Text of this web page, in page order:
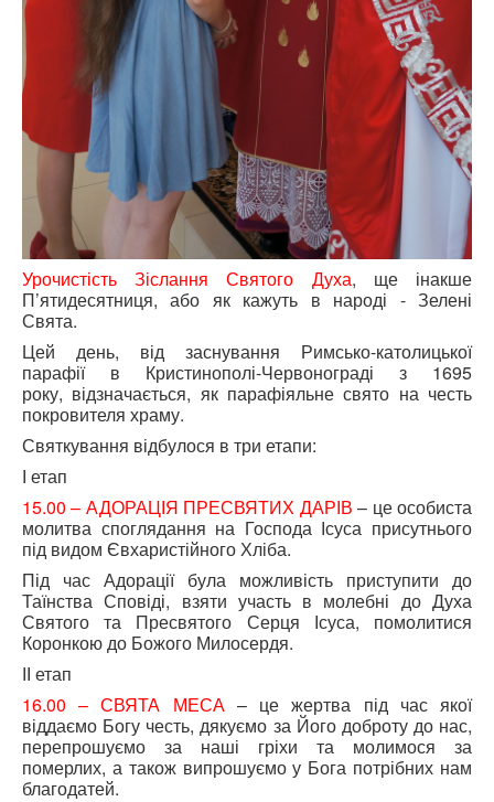
Урочистість Зіслання Святого Духа, ще інакше
П’ятидесятниця, або як кажуть в народі - Зелені
Свята.
Цей день, від заснування Римсько-католицької
парафії в Кристинополі-Червонограді з 1695
року, відзначається, як парафіяльне свято на честь
покровителя храму.
Святкування відбулося в три етапи:
І етап
15.00 – АДОРАЦІЯ ПРЕСВЯТИХ ДАРІВ – це особиста
молитва споглядання на Господа Ісуса присутнього
під видом Євхаристійного Хліба.
Під час Адорації була можливість приступити до
Таїнства Сповіді, взяти участь в молебні до Духа
Святого та Пресвятого Серця Ісуса, помолитися
Коронкою до Божого Милосердя.
ІІ етап
16.00 – СВЯТА МЕСА– це жертва під час якої
віддаємо Богу честь, дякуємо за Його доброту до нас,
перепрошуємо за наші гріхи та молимося за
померлих, а також випрошуємо у Бога потрібних нам
благодатей.